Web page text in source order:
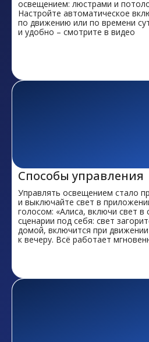
освещением: люстрами и
Настройте автоматическое
по движению или по времени
и удобно – смотрите в видео
Способы управления
Управлять освещением стало
и выключайте свет в
голосом: «Алиса, включи свет в
сценарии под себя: свет
домой, включится при
к вечеру. Всё работает
А пока следите за
в социальных сетях